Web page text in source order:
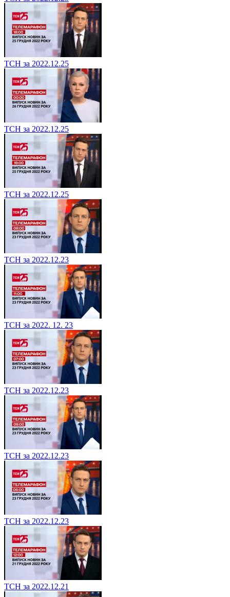
ТСН за 2022.12.25
ТСН за 2022.12.25
ТСН за 2022.12.25
ТСН за 2022.12.23
ТСН за 2022. 12. 23
ТСН за 2022.12.23
ТСН за 2022.12.23
ТСН за 2022.12.23
ТСН за 2022.12.21